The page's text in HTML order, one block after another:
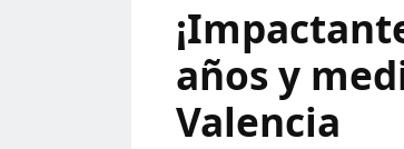
años y
Valencia